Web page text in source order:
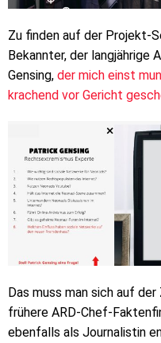
Zu finden auf der Projekt-
Bekannter, der langjährige
Gensing, der mich einst
krachend vor Gericht
Das muss man sich auf
frühere ARD-Chef-
ebenfalls als Journalistin